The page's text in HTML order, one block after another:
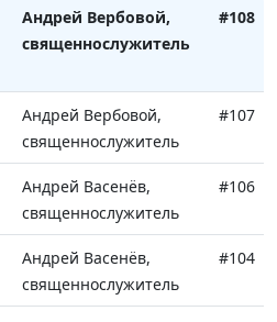
Андрей Вербовой,
священнослужитель
#108
Андрей Вербовой,
священнослужитель
#107
Андрей Васенёв,
священнослужитель
#106
Андрей Васенёв,
священнослужитель
#104